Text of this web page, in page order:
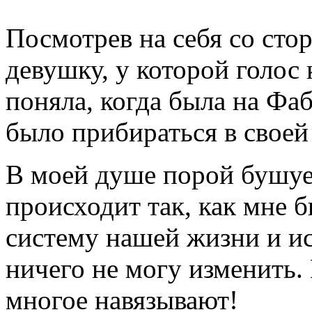
Посмотрев на себя со
девушку, у которой
поняла, когда была на
было прибираться в
В моей душе порой
происходит так, как мне
систему нашей жизни и
ничего не могу
многое навязывают!